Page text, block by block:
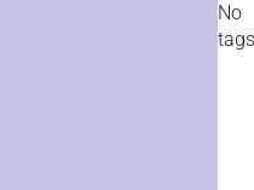
No
tags